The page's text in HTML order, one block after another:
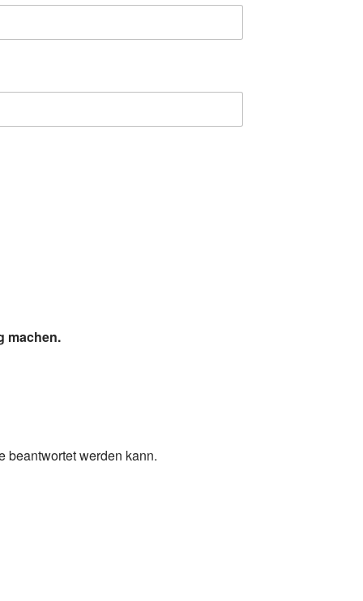
machen.
beantwortet werden kann.